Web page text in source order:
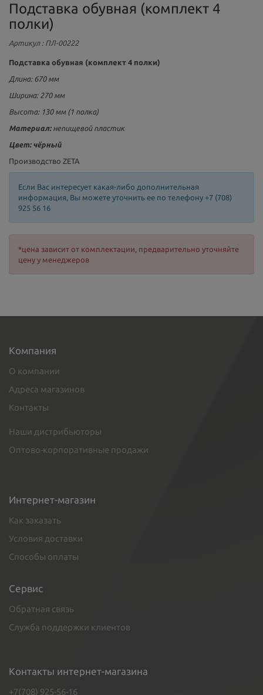
Подставка обувная (комплект 4
полки)
Артикул: ПЛ-00222
Подставка обувная (комплект 4 полки)
Длина: 670 мм
Ширина: 270 мм
Высота: 130 мм (1 полка)
Материал: непищевой пластик
Цвет:чёрный
Производство ZETA
Если Вас интересует какая-либо дополнительная
информация, Вы можете уточнить ее по телефону +7 (708)
925 56 16
*цена зависит от комплектации, предварительно уточняйте
цену у менеджеров
Компания
О компании
Адреса магазинов
Контакты
Наши дистрибьюторы
Оптово-корпоративные продажи
Интернет-магазин
Как заказать
Условия доставки
Способы оплаты
Сервис
Обратная связь
Служба поддержки клиентов
Контакты интернет-магазина
+7(708) 925-56-16